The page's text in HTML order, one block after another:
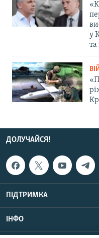
у
ДОЛУЧАЙСЯ!
ПІДТРИМКА
ІНФО